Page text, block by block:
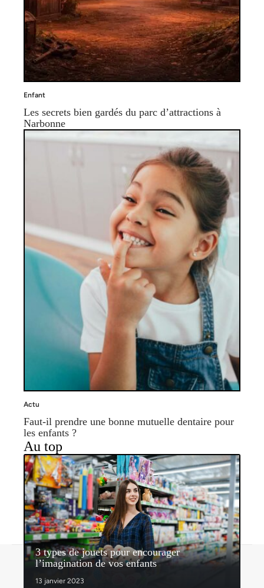
Enfant
Les secrets bien gardés du parc d’attractions à
Narbonne
Actu
Faut-il prendre une bonne mutuelle dentaire pour
les enfants ?
Au top
3 types de jouets pour encourager
l’imagination de vos enfants
13 janvier 2023© 2026 | nosenfantsdabord.com
Contact Mentions légales Sitemap